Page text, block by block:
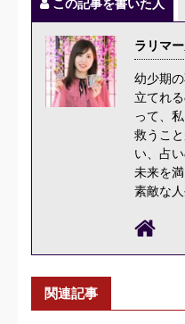
この記事を書いた人
ラリマ
幼少期
立てれ
って、
救うこ
い、占
未来を
素敵な人
関連記事